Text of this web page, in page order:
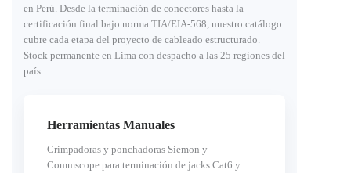
en Perú. Desde la terminación de conectores hasta la
certificación final bajo norma TIA/EIA-568, nuestro catálogo
cubre cada etapa del proyecto de cableado estructurado.
Stock permanente en Lima con despacho a las 25 regiones del
país.
Herramientas Manuales
Crimpadoras y ponchadoras Siemon y
Commscope para terminación de jacks Cat6 y